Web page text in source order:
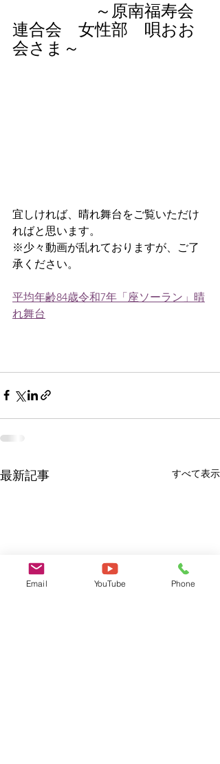
～原南福寿会
連合会　女性部　唄おお
会さま～
宜しければ、晴れ舞台をご覧いただけ
ればと思います。
※少々動画が乱れておりますが、ご了
承ください。
平均年齢84歳令和7年「座ソーラン」晴
れ舞台
最新記事 すべて表示
Email YouTube Phone